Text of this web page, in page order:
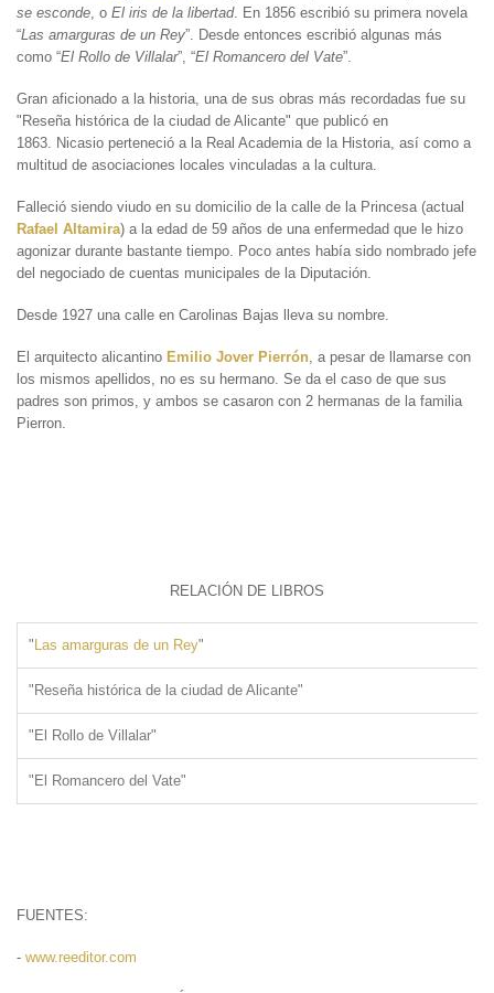
se esconde , o El iris de la libertad. En 1856 escribió su primera novela
“Las amarguras de un Rey”. Desde entonces escribió algunas más
como “El Rollo de Villalar”, “El Romancero del Vate”.
Gran aficionado a la historia, una de sus obras más recordadas fue su
"Reseña histórica de la ciudad de Alicante" que publicó en
1863. Nicasio perteneció a la Real Academia de la Historia, así como a
multitud de asociaciones locales vinculadas a la cultura.
Falleció siendo viudo en su domicilio de la calle de la Princesa (actual
Rafael Altamira) a la edad de 59 años de una enfermedad que le hizo
agonizar durante bastante tiempo. Poco antes había sido nombrado jefe
del negociado de cuentas municipales de la Diputación.
Desde 1927 una calle en Carolinas Bajas lleva su nombre.
El arquitecto alicantino Emilio Jover Pierrón , a pesar de llamarse con
los mismos apellidos, no es su hermano. Se da el caso de que sus
padres son primos, y ambos se casaron con 2 hermanas de la familia
Pierron.
RELACIÓN DE LIBROS
"Las amarguras de un Rey"
"Reseña histórica de la ciudad de Alicante"
"El Rollo de Villalar"
"El Romancero del Vate"
FUENTES:
- www.reeditor.com